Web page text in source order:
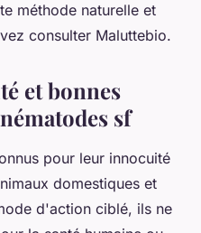
méthode naturelle et
consulter Maluttebio.
et bonnes
sf
pour leur innocuité
domestiques et
d'action ciblé, ils ne